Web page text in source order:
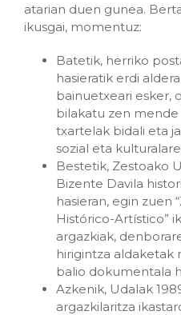
atarian duen gunea.
ikusgai, momentuz:
Batetik, herriko
hasieratik erdi
bainuetxeari esker,
bilakatu zen
txartelak bidali eta
sozial eta
Bestetik, Zestoako
Bizente Davila
hasieran, egin zuen
Histórico-Artístico”
argazkiak,
hirigintza aldaketak
balio dokumentala
Azkenik, Udalak
argazkilaritza